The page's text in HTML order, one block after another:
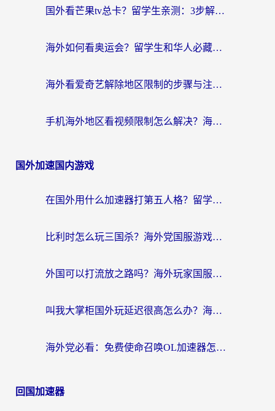
国外看芒果tv总卡？留学生亲测：3步解决地域限制+流畅追剧攻略
海外如何看奥运会？留学生和华人必藏的体育赛事观看终极指南
海外看爱奇艺解除地区限制的步骤与注意事项详解：留学生必看的无卡顿追剧指南
手机海外地区看视频限制怎么解决？海外党追剧看片的实用指南
国外加速国内游戏
在国外用什么加速器打第五人格？留学生亲测：这6个功能才是关键！
比利时怎么玩三国杀？海外党国服游戏加速器终极指南（附问道CODOL优化方案）
外国可以打流放之路吗？海外玩家国服游戏畅玩终极指南（附实测推荐）
叫我大掌柜国外玩延迟很高怎么办？海外党亲测的国服游戏加速全攻略
海外党必看：免费使命召唤OL加速器怎么选？3个国服游戏加速痛点一次性解决
回国加速器